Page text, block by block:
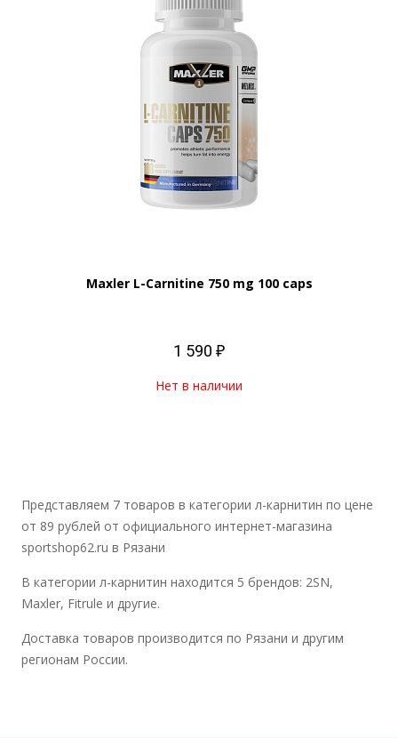
Maxler L-Carnitine 750 mg 100 caps
1 590 ₽
Нет в наличии
Представляем 7 товаров в категории л-карнитин по цене
от 89 рублей от официального интернет-магазина
sportshop62.ru в Рязани
В категории л-карнитин находится 5 брендов: 2SN,
Maxler, Fitrule и другие.
Доставка товаров производится по Рязани и другим
регионам России.